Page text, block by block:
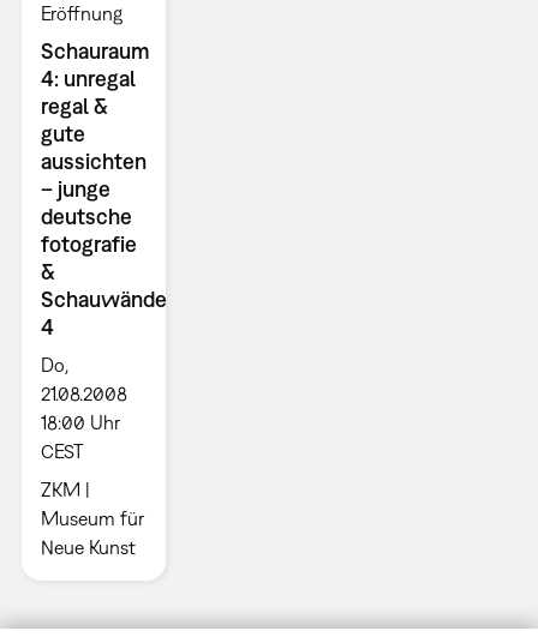
Eröffnung
Schauraum
4: unregal
regal &
gute
aussichten
– junge
deutsche
fotografie
&
Schauwände
4
Do,
21.08.2008
18:00 Uhr
CEST
ZKM |
Museum für
Neue Kunst